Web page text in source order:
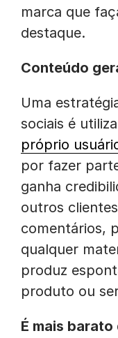
marca que
destaque.
Conteúdo
Uma
sociais é
próprio
por fazer
ganha
outros
comentários,
qualquer
produz
produto ou
É mais